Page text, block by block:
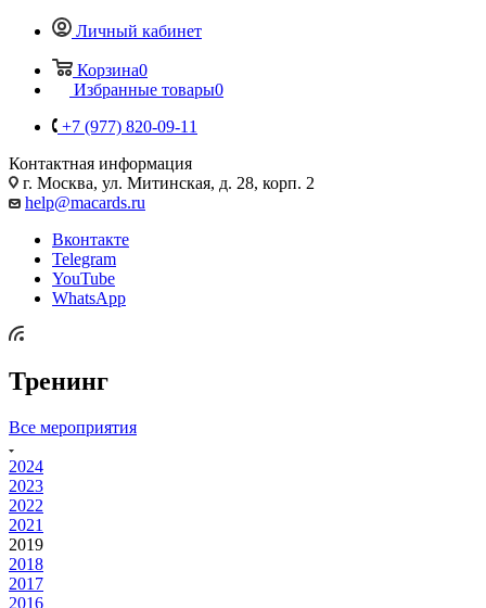
Личный кабинет
Корзина0
Избранные товары0
+7 (977) 820-09-11
Контактная информация
г. Москва, ул. Митинская, д. 28, корп. 2
help@macards.ru
Вконтакте
Telegram
YouTube
WhatsApp
Тренинг
Все мероприятия
2024
2023
2022
2021
2019
2018
2017
2016